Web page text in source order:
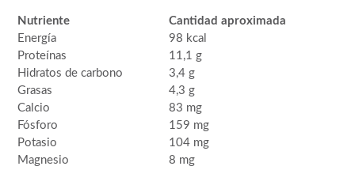
Nutriente
Cantidad aproximada
Energía
98 kcal
Proteínas
11,1 g
Hidratos de carbono
3,4 g
Grasas
4,3 g
Calcio
83 mg
Fósforo
159 mg
Potasio
104 mg
Magnesio
8 mg